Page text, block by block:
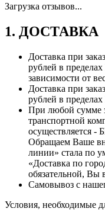
Загрузка отзывов...
1. ДОСТАВКА
Доставка при
рублей в
зависимости от
Доставка при
рублей в
При любой сумме
транспортной
осуществляется
Обращаем Ваше
линии» стала по
«Доставка по
обязательной, Вы
Самовывоз с
Условия, необходимые